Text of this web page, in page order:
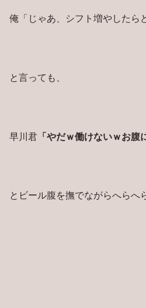
俺「じゃあ、シフト増やしたら
と言っても、
早川君 「やだｗ働けないｗお腹
とビール腹を撫でながらへらへ